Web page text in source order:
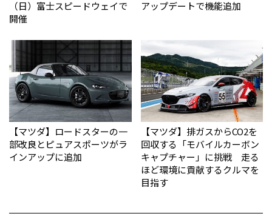
（日）富士スピードウェイで
開催
アップデートで機能追加
【マツダ】ロードスターの一
部改良とピュアスポーツがラ
インアップに追加
【マツダ】排ガスからCO2を
回収する「モバイルカーボン
キャプチャー」に挑戦 走る
ほど環境に貢献するクルマを
目指す